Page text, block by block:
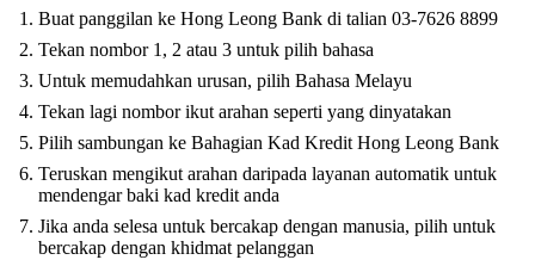
Buat panggilan ke Hong Leong Bank di talian 03-7626 8899
Tekan nombor 1, 2 atau 3 untuk pilih bahasa
Untuk memudahkan urusan, pilih Bahasa Melayu
Tekan lagi nombor ikut arahan seperti yang dinyatakan
Pilih sambungan ke Bahagian Kad Kredit Hong Leong Bank
Teruskan mengikut arahan daripada layanan automatik untuk
mendengar baki kad kredit anda
Jika anda selesa untuk bercakap dengan manusia, pilih untuk
bercakap dengan khidmat pelanggan